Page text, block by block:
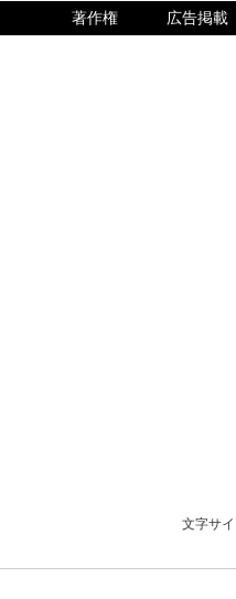
著作権 広告掲載
文字サ